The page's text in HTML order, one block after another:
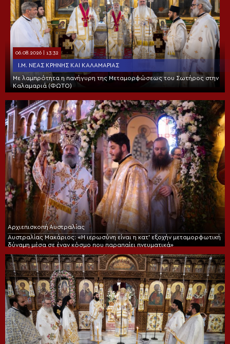
06.08.2026 | 13:32
Ι.Μ. ΝΈΑΣ ΚΡΉΝΗΣ ΚΑΙ ΚΑΛΑΜΑΡΙΆΣ
Με λαμπρότητα η πανήγυρη της Μεταμορφώσεως του Σωτήρος στην
Καλαμαριά (ΦΩΤΟ)
Αρχιεπισκοπή Αυστραλίας
Αυστραλίας Μακάριος: «Η ιερωσύνη είναι η κατ’ εξοχήν μεταμορφωτική
δύναμη μέσα σε έναν κόσμο που παραπαίει πνευματικά»